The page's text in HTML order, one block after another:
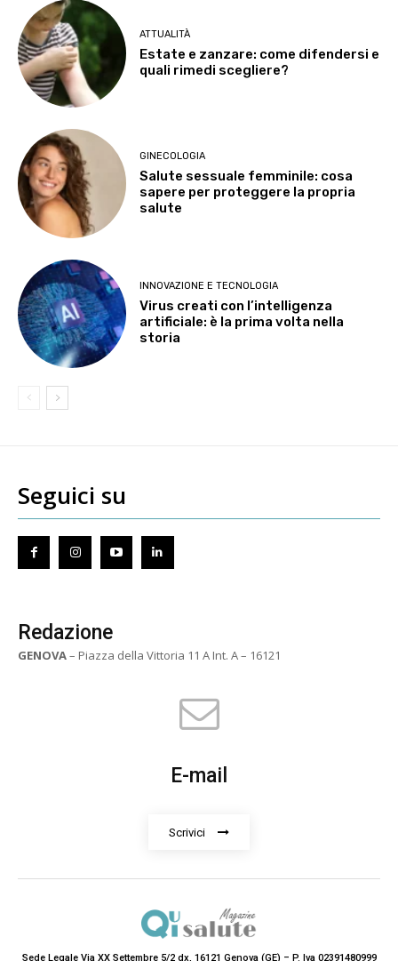
ATTUALITÀ
Estate e zanzare: come difendersi e
quali rimedi scegliere?
GINECOLOGIA
Salute sessuale femminile: cosa
sapere per proteggere la propria
salute
INNOVAZIONE E TECNOLOGIA
Virus creati con l’intelligenza
artificiale: è la prima volta nella
storia
Seguici su
Redazione
GENOVA– Piazza della Vittoria 11 A Int. A – 16121
E-mail
Scrivici
Sede Legale Via XX Settembre 5/2 dx, 16121 Genova (GE) – P. Iva 02391480999